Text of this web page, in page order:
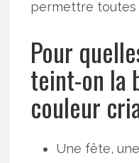
permettre toutes
Pour
teint-on la
couleur
Une fête,